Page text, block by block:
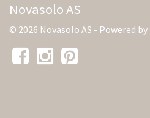
Novasolo AS
© 2026 Novasolo AS - Powered by